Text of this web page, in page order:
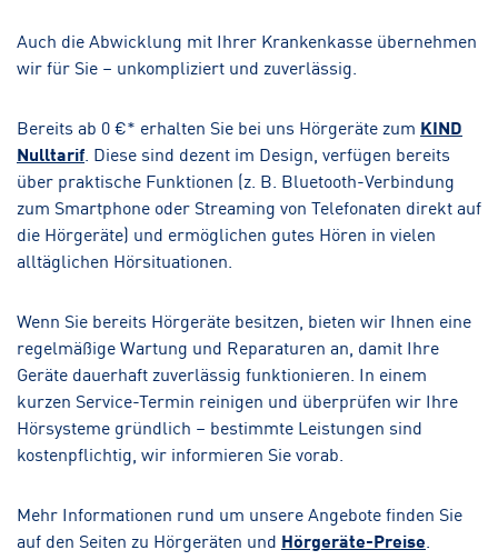
Auch die Abwicklung mit Ihrer Krankenkasse übernehmen
wir für Sie – unkompliziert und zuverlässig.
Bereits ab 0 €* erhalten Sie bei uns Hörgeräte zum KIND
Nulltarif . Diese sind dezent im Design, verfügen bereits
über praktische Funktionen (z. B. Bluetooth-Verbindung
zum Smartphone oder Streaming von Telefonaten direkt auf
die Hörgeräte) und ermöglichen gutes Hören in vielen
alltäglichen Hörsituationen.
Wenn Sie bereits Hörgeräte besitzen, bieten wir Ihnen eine
regelmäßige Wartung und Reparaturen an, damit Ihre
Geräte dauerhaft zuverlässig funktionieren. In einem
kurzen Service-Termin reinigen und überprüfen wir Ihre
Hörsysteme gründlich – bestimmte Leistungen sind
kostenpflichtig, wir informieren Sie vorab.
Mehr Informationen rund um unsere Angebote finden Sie
auf den Seiten zu Hörgeräten und Hörgeräte-Preise